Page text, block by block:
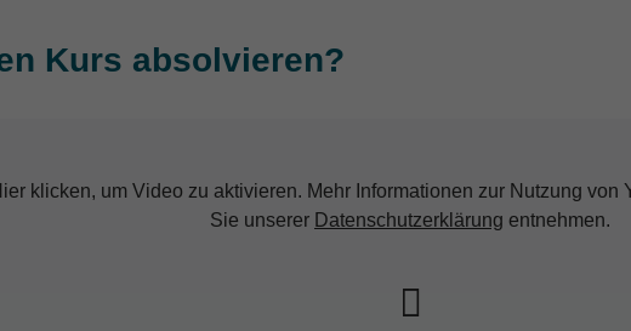
Kurs absolvieren?
klicken, um Video zu aktivieren. Mehr Informationen zur Nutzung von
Sie unserer Datenschutzerklärung entnehmen.